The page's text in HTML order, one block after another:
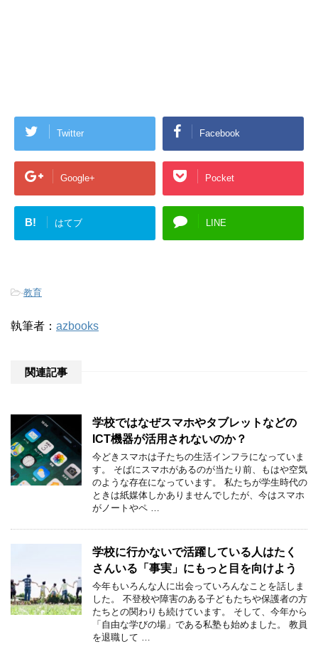
Twitter Facebook
Google+ Pocket
B! はてブ LINE
-教育
執筆者： azbooks
関連記事
学校ではなぜスマホやタブレットなどの
ICT機器が活用されないのか？
今どきスマホは子たちの生活インフラになっていま
す。 そばにスマホがあるのが当たり前、もはや空気
のような存在になっています。 私たちが学生時代の
ときは紙媒体しかありませんでしたが、今はスマホ
がノートやペ …
学校に行かないで活躍している人はたく
さんいる「事実」にもっと目を向けよう
今年もいろんな人に出会っていろんなことを話しま
した。 不登校や障害のある子どもたちや保護者の方
たちとの関わりも続けています。 そして、今年から
「自由な学びの場」である私塾も始めました。 教員
を退職して …